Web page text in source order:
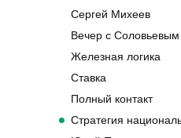
Сергей Михеев
Вечер с Соловьевым
Железная логика
Ставка
Полный контакт
Стратегия